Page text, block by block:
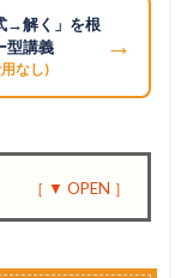
→解く」を根
型講義
なし)
→